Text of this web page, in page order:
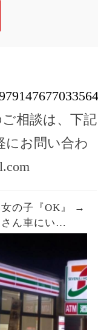
相談は、下記
にお問い合わ
の子『OK』 →
ん車にい
くすると、鼻
て…